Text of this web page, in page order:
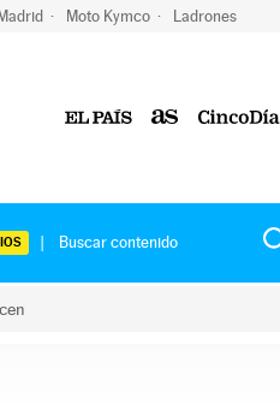
Moto Kymco Ladrones